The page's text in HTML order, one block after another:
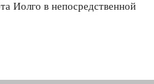
Иолго в непосредственной